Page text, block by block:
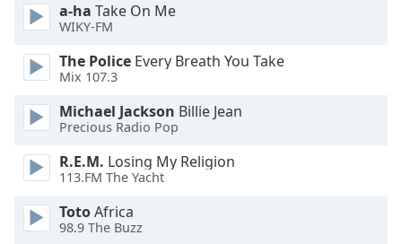
Fullscreen
This
window.
Beginning
window.
Escape
a-ha Take On Me
WIKY-FM
The Police Every Breath You Take
Mix 107.3
Michael Jackson Billie Jean
Precious Radio Pop
R.E.M. Losing My Religion
113.FM The Yacht
TotoAfrica
98.9 The Buzz